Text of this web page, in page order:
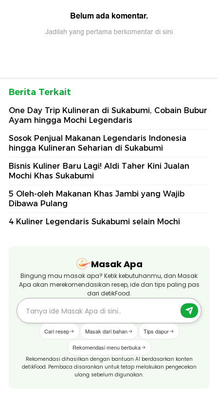
Belum ada komentar.
Jadilah yang pertama berkomentar di sini
Berita Terkait
One Day Trip Kulineran di Sukabumi, Cobain Bubur
Ayam hingga Mochi Legendaris
Sosok Penjual Makanan Legendaris Indonesia
hingga Kulineran Seharian di Sukabumi
Bisnis Kuliner Baru Lagi! Aldi Taher Kini Jualan
Mochi Khas Sukabumi
5 Oleh-oleh Makanan Khas Jambi yang Wajib
Dibawa Pulang
4 Kuliner Legendaris Sukabumi selain Mochi
Masak Apa
Bingung mau masak apa? Ketik kebutuhanmu, dan Masak
Apa akan merekomendasikan resep, ide dan tips paling pas
dari detikFood.
Cari resep Masak dari bahan Tips dapur
Rekomendasi menu berbuka
Rekomendasi dihasilkan dengan bantuan AI berdasarkan konten
detikFood. Pembaca disarankan untuk tetap melakukan pengecekan
ulang sebelum digunakan.